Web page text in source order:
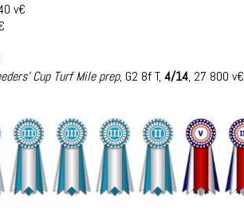
v€
Cup Turf Mile prep, G2 8f T, 4/14, 27 800 v€